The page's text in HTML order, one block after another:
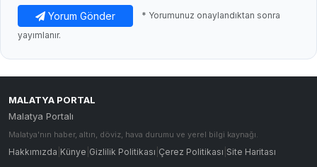
Yorum Gönder
* Yorumunuz onaylandıktan sonra
yayımlanır.
MALATYA PORTAL
Malatya Portalı
Malatya'nın haber, altın, döviz, hava durumu ve yerel bilgi kaynağı.
Hakkımızda Künye Gizlilik Politikası Çerez Politikası Site Haritası